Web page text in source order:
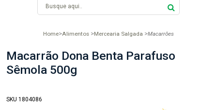
Home Alimentos Mercearia Salgada Macarrões
Macarrão Dona Benta Parafuso
Sêmola 500g
SKU 1804086